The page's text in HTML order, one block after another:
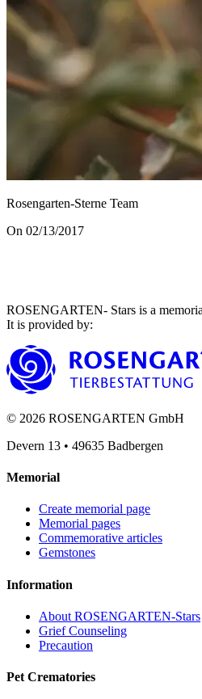
Rosengarten-Sterne Team
On 02/13/2017
ROSENGARTEN- Stars is a
It is provided by:
© 2026 ROSENGARTEN GmbH
Devern 13 • 49635 Badbergen
Memorial
Create memorial page
Memorial pages
Commemorative articles
Gemstones
Information
About ROSENGARTEN-Stars
Grief Counseling
Precaution
Pet Crematories